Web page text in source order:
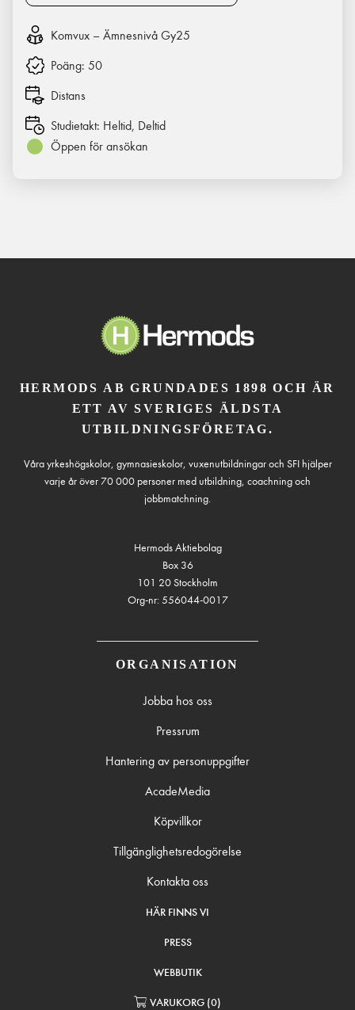
Komvux – Ämnesnivå Gy25
Poäng: 50
Distans
Studietakt: Heltid, Deltid
Öppen för ansökan
HERMODS AB GRUNDADES 1898 OCH ÄR
ETT AV SVERIGES ÄLDSTA
UTBILDNINGSFÖRETAG.
Våra yrkeshögskolor, gymnasieskolor, vuxenutbildningar och SFI hjälper
varje år över 70 000 personer med utbildning, coachning och
jobbmatchning.
Hermods Aktiebolag
Box 36
101 20 Stockholm
Org-nr: 556044-0017
ORGANISATION
Jobba hos oss
Pressrum
Hantering av personuppgifter
AcadeMedia
Köpvillkor
Tillgänglighetsredogörelse
Kontakta oss
HÄR FINNS VI
PRESS
WEBBUTIK
VARUKORG (0)